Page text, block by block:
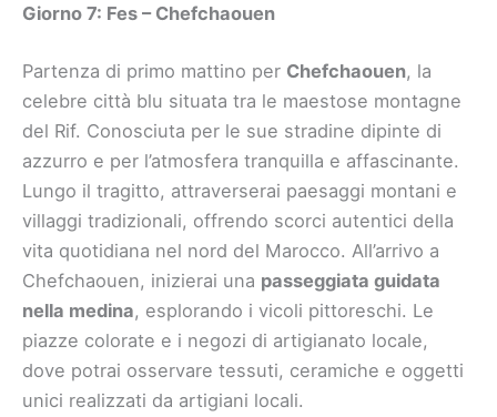
Giorno 7: Fes – Chefchaouen
Partenza di primo mattino per Chefchaouen, la
celebre città blu situata tra le maestose montagne
del Rif. Conosciuta per le sue stradine dipinte di
azzurro e per l’atmosfera tranquilla e affascinante.
Lungo il tragitto, attraverserai paesaggi montani e
villaggi tradizionali, offrendo scorci autentici della
vita quotidiana nel nord del Marocco. All’arrivo a
Chefchaouen, inizierai una passeggiata guidata
nella medina, esplorando i vicoli pittoreschi. Le
piazze colorate e i negozi di artigianato locale,
dove potrai osservare tessuti, ceramiche e oggetti
unici realizzati da artigiani locali.